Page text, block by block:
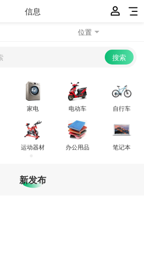
信息
位置
家电 电动车 自行车
运动器材 办公用品 笔记本
新发布